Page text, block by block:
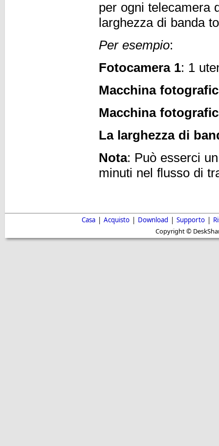
per ogni telecamera
larghezza di banda
Per esempio:
Fotocamera 1: 1
Macchina
Macchina
La larghezza di
Nota: Può esserci
minuti nel flusso di
Casa | Acquisto | Download | Supporto |
Copyright ©